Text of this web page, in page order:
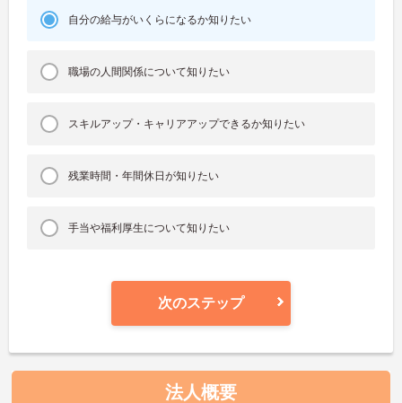
自分の給与がいくらになるか知りたい
職場の人間関係について知りたい
スキルアップ・キャリアアップできるか知りたい
残業時間・年間休日が知りたい
手当や福利厚生について知りたい
次のステップ
法人概要